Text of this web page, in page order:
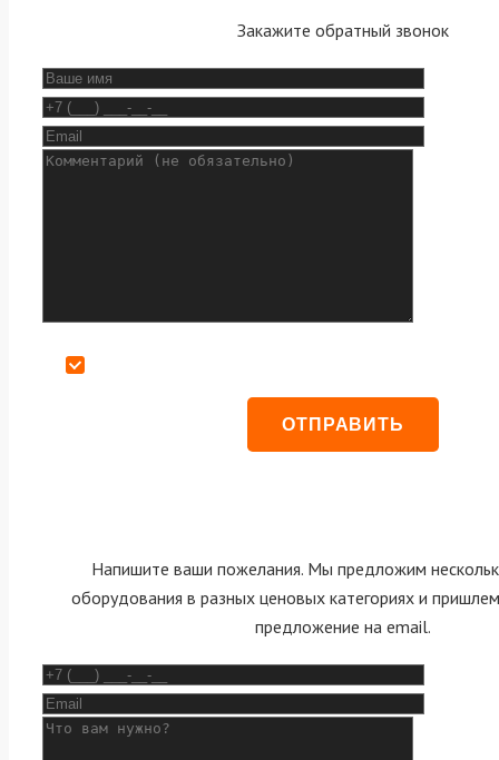
Закажите обратный звонок
Напишите ваши пожелания. Мы предложим
оборудования в разных ценовых категориях и
предложение на email.